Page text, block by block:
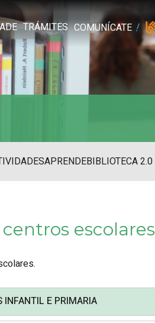
TRÁMITES COMUNÍCATE
APRENDEBIBLIOTECA 2.0
escolares
INFANTIL E PRIMARIA